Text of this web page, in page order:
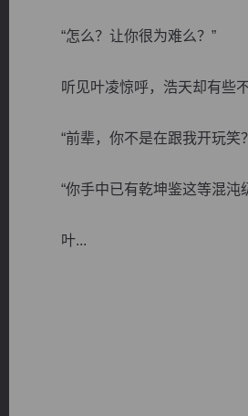
“怎么？让你很为难么？”
听见叶凌惊呼，浩天却有些不
“前辈，你不是在跟我开玩笑
“你手中已有乾坤鉴这等混沌
叶...